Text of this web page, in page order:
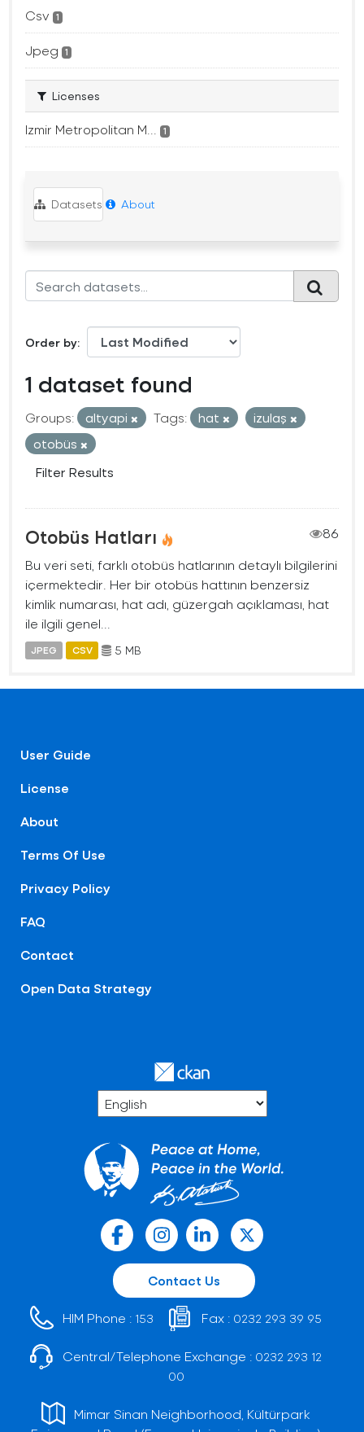
Csv 1
Jpeg 1
Licenses
Izmir Metropolitan M... 1
Datasets About
Order by
1 dataset found
Groups: altyapi Tags: hat
izulaş
otobüs
Filter Results
Otobüs Hatları
86
Bu veri seti, farklı otobüs hatlarının detaylı bilgilerini
içermektedir. Her bir otobüs hattının benzersiz
kimlik numarası, hat adı, güzergah açıklaması, hat
ile ilgili genel...
JPEG CSV 5 MB
User Guide
License
About
Terms Of Use
Privacy Policy
FAQ
Contact
Open Data Strategy
Contact Us
HIM Phone : 153 Fax : 0232 293 39 95
Central/Telephone Exchange : 0232 293 12
00
Mimar Sinan Neighborhood, Kültürpark